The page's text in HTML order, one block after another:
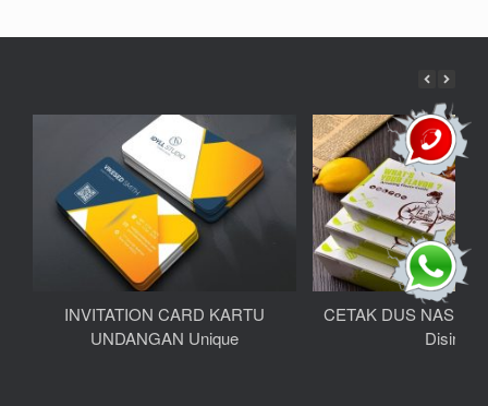
INVITATION CARD KARTU
UNDANGAN Unique
CETAK DUS NASI
Disini